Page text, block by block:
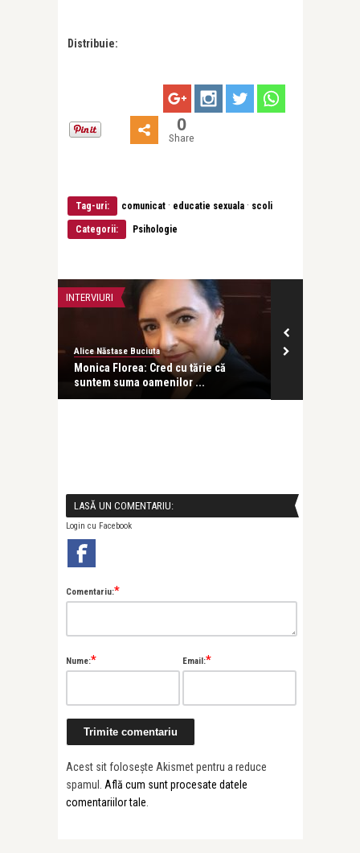
Distribuie:
0
Share
Tag-uri: comunicat · educatie sexuala · scoli
Categorii: Psihologie
INTERVIURI
Alice Năstase Buciuta
Monica Florea: Cred cu tărie că
suntem suma oamenilor ...
LASĂ UN COMENTARIU:
Login cu Facebook
Comentariu:*
Nume:* Email:*
Acest sit folosește Akismet pentru a reduce
spamul. Află cum sunt procesate datele
comentariilor tale